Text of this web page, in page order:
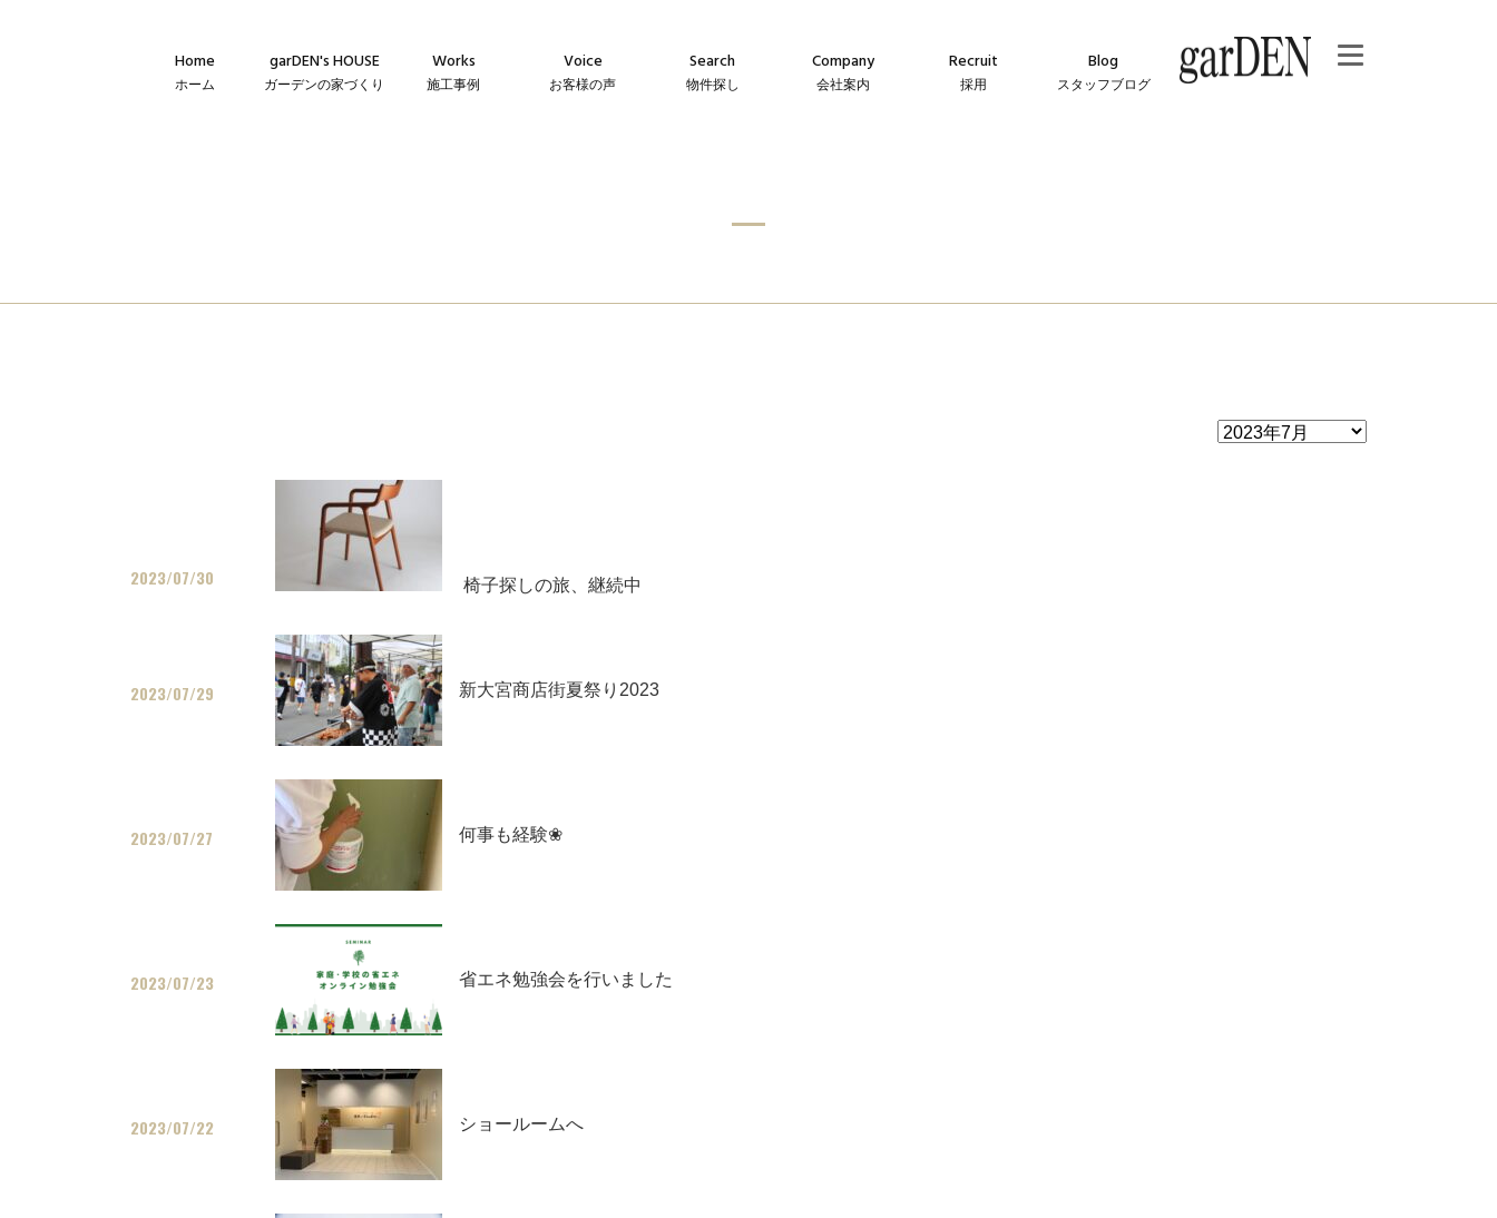
Home
ホーム
garDEN's HOUSE
ガーデンの家づくり
Works
施工事例
Voice
お客様の声
Search
物件探し
自社販売物件
Company
会社案内
Recruit
採用
Blog
スタッフブログ
2023/07/30 椅子探しの旅、継続中
2023/07/29 新大宮商店街夏祭り2023
2023/07/27 何事も経験❀
2023/07/23 省エネ勉強会を行いました
2023/07/22 ショールームへ